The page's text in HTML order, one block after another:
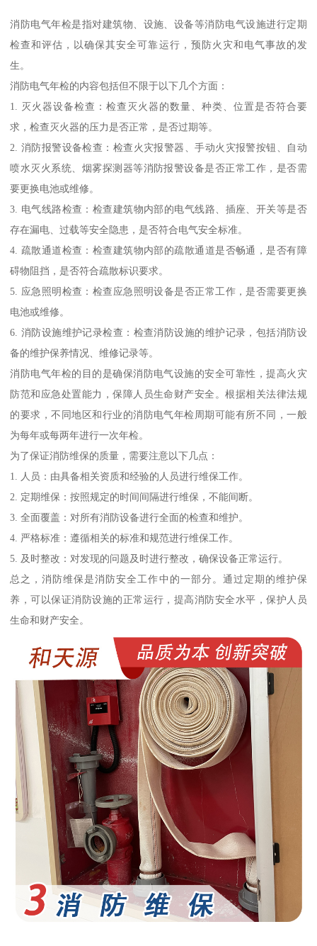
消防电气年检是指对建筑物、设施、设备等消防电气设施进行定期
检查和评估，以确保其安全可靠运行，预防火灾和电气事故的发
生。
消防电气年检的内容包括但不限于以下几个方面：
1. 灭火器设备检查：检查灭火器的数量、种类、位置是否符合要
求，检查灭火器的压力是否正常，是否过期等。
2. 消防报警设备检查：检查火灾报警器、手动火灾报警按钮、自动
喷水灭火系统、烟雾探测器等消防报警设备是否正常工作，是否需
要更换电池或维修。
3. 电气线路检查：检查建筑物内部的电气线路、插座、开关等是否
存在漏电、过载等安全隐患，是否符合电气安全标准。
4. 疏散通道检查：检查建筑物内部的疏散通道是否畅通，是否有障
碍物阻挡，是否符合疏散标识要求。
5. 应急照明检查：检查应急照明设备是否正常工作，是否需要更换
电池或维修。
6. 消防设施维护记录检查：检查消防设施的维护记录，包括消防设
备的维护保养情况、维修记录等。
消防电气年检的目的是确保消防电气设施的安全可靠性，提高火灾
防范和应急处置能力，保障人员生命财产安全。根据相关法律法规
的要求，不同地区和行业的消防电气年检周期可能有所不同，一般
为每年或每两年进行一次年检。
为了保证消防维保的质量，需要注意以下几点：
1. 人员：由具备相关资质和经验的人员进行维保工作。
2. 定期维保：按照规定的时间间隔进行维保，不能间断。
3. 全面覆盖：对所有消防设备进行全面的检查和维护。
4. 严格标准：遵循相关的标准和规范进行维保工作。
5. 及时整改：对发现的问题及时进行整改，确保设备正常运行。
总之，消防维保是消防安全工作中的一部分。通过定期的维护保
养，可以保证消防设施的正常运行，提高消防安全水平，保护人员
生命和财产安全。